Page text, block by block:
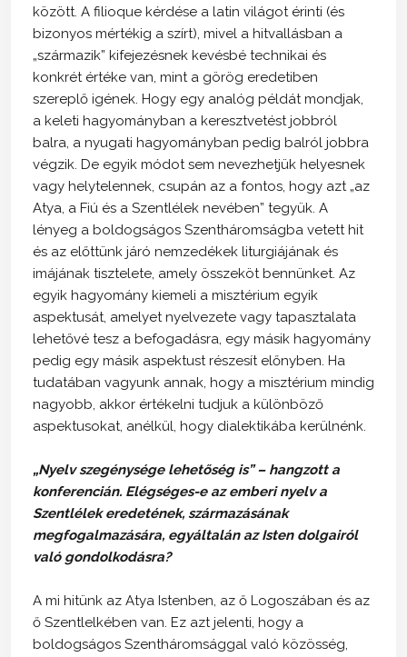
között. A filioque kérdése a latin világot érinti (és
bizonyos mértékig a szírt), mivel a hitvallásban a
„származik” kifejezésnek kevésbé technikai és
konkrét értéke van, mint a görög eredetiben
szereplő igének. Hogy egy analóg példát mondjak,
a keleti hagyományban a keresztvetést jobbról
balra, a nyugati hagyományban pedig balról jobbra
végzik. De egyik módot sem nevezhetjük helyesnek
vagy helytelennek, csupán az a fontos, hogy azt „az
Atya, a Fiú és a Szentlélek nevében” tegyük. A
lényeg a boldogságos Szentháromságba vetett hit
és az előttünk járó nemzedékek liturgiájának és
imájának tisztelete, amely összeköt bennünket. Az
egyik hagyomány kiemeli a misztérium egyik
aspektusát, amelyet nyelvezete vagy tapasztalata
lehetővé tesz a befogadásra, egy másik hagyomány
pedig egy másik aspektust részesít előnyben. Ha
tudatában vagyunk annak, hogy a misztérium mindig
nagyobb, akkor értékelni tudjuk a különböző
aspektusokat, anélkül, hogy dialektikába kerülnénk.
„Nyelv szegénysége lehetőség is” – hangzott a
konferencián. Elégséges-e az emberi nyelv a
Szentlélek eredetének, származásának
megfogalmazására, egyáltalán az Isten dolgairól
való gondolkodásra?
A mi hitünk az Atya Istenben, az ő Logoszában és az
ő Szentlelkében van. Ez azt jelenti, hogy a
boldogságos Szentháromsággal való közösség,